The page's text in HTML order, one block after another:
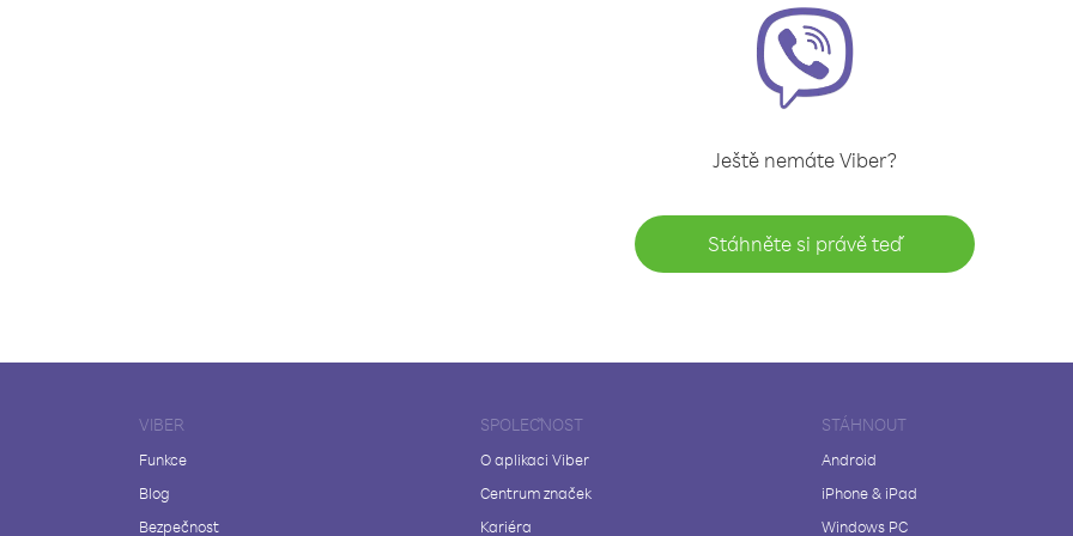
Ještě nemáte Viber?
Stáhněte si právě teď
VIBER
Funkce
Blog
Bezpečnost
SPOLEČNOST
O aplikaci Viber
Centrum značek
Kariéra
STÁHNOUT
Android
iPhone & iPad
Windows PC